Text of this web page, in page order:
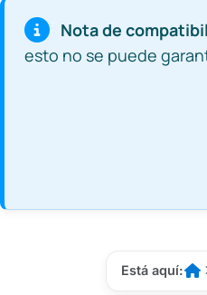
Nota de
esto no se puede
Está aquí: